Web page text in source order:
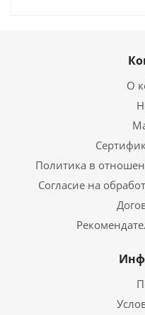
О
Политика в
Согласие на